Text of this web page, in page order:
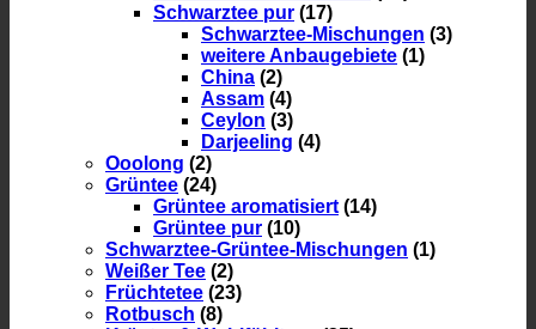
Schwarztee pur (17)
Schwarztee-Mischungen (3)
weitere Anbaugebiete (1)
China (2)
Assam (4)
Ceylon (3)
Darjeeling (4)
Ooolong (2)
Grüntee (24)
Grüntee aromatisiert (14)
Grüntee pur (10)
Schwarztee-Grüntee-Mischungen (1)
Weißer Tee (2)
Früchtetee (23)
Rotbusch (8)